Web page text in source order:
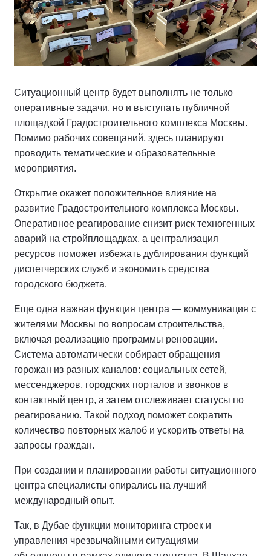
Ситуационный центр будет выполнять не только
оперативные задачи, но и выступать публичной
площадкой Градостроительного комплекса Москвы.
Помимо рабочих совещаний, здесь планируют
проводить тематические и образовательные
мероприятия.
Открытие окажет положительное влияние на
развитие Градостроительного комплекса Москвы.
Оперативное реагирование снизит риск техногенных
аварий на стройплощадках, а централизация
ресурсов поможет избежать дублирования функций
диспетчерских служб и экономить средства
городского бюджета.
Еще одна важная функция центра — коммуникация с
жителями Москвы по вопросам строительства,
включая реализацию программы реновации.
Система автоматически собирает обращения
горожан из разных каналов: социальных сетей,
мессенджеров, городских порталов и звонков в
контактный центр, а затем отслеживает статусы по
реагированию. Такой подход поможет сократить
количество повторных жалоб и ускорить ответы на
запросы граждан.
При создании и планировании работы ситуационного
центра специалисты опирались на лучший
международный опыт.
Так, в Дубае функции мониторинга строек и
управления чрезвычайными ситуациями